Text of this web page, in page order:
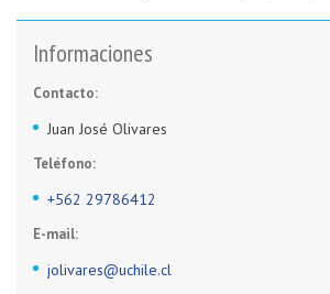
Informaciones
Contacto:
Juan José Olivares
Teléfono:
+562 29786412
E-mail:
jolivares@uchile.cl